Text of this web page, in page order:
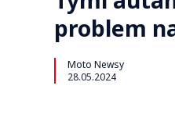
problem
Moto Newsy
28.05.2024